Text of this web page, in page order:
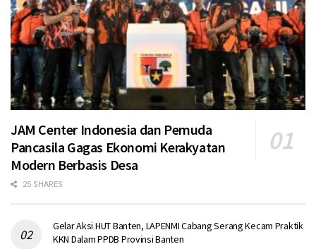
JAM Center Indonesia dan Pemuda
Pancasila Gagas Ekonomi Kerakyatan
Modern Berbasis Desa
25 SHARES
Gelar Aksi HUT Banten, LAPENMI Cabang Serang Kecam Praktik
KKN Dalam PPDB Provinsi Banten